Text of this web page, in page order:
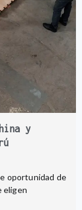
y
oportunidad de
eligen